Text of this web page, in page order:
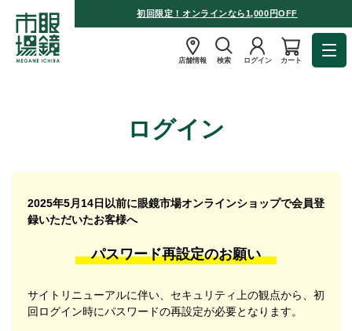
初回限定！オンラインなら1,000円OFF
店舗情報 検索 ログイン カート
ログイン
2025年5月14日以前に眼鏡市場オンラインショップで会員登
録いただいたお客様へ
パスワード再設定のお願い
サイトリニューアルに伴い、セキュリティ上の観点から、初
回ログイン時にパスワードの再設定が必要となります。